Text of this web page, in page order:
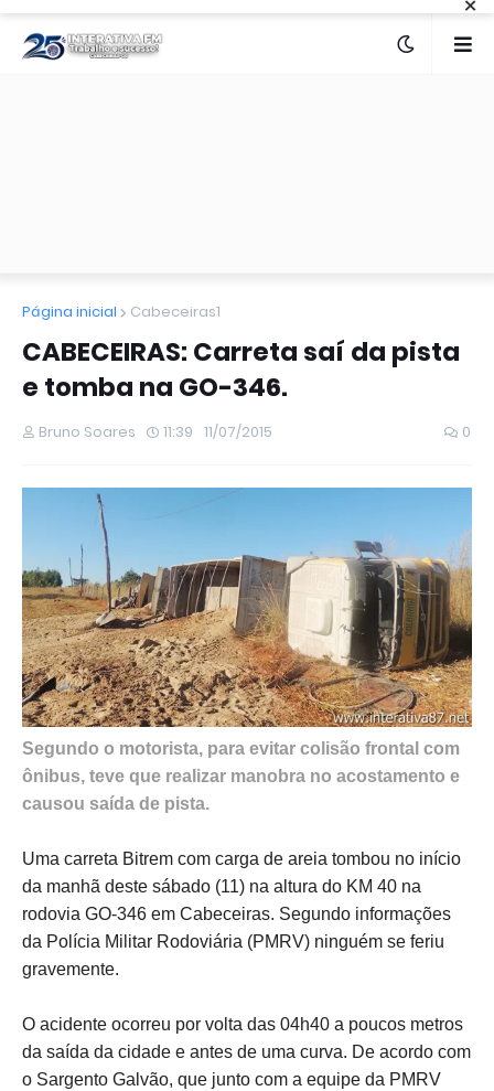
Página inicial Cabeceiras1
CABECEIRAS: Carreta saí da pista
e tomba na GO-346.
Bruno Soares 11:39 11/07/2015 0
Segundo o motorista, para evitar colisão frontal com
ônibus, teve que realizar manobra no acostamento e
causou saída de pista.
Uma carreta Bitrem com carga de areia tombou no início
da manhã deste sábado (11) na altura do KM 40 na
rodovia GO-346 em Cabeceiras. Segundo informações
da Polícia Militar Rodoviária (PMRV) ninguém se feriu
gravemente.
O acidente ocorreu por volta das 04h40 a poucos metros
da saída da cidade e antes de uma curva. De acordo com
o Sargento Galvão, que junto com a equipe da PMRV